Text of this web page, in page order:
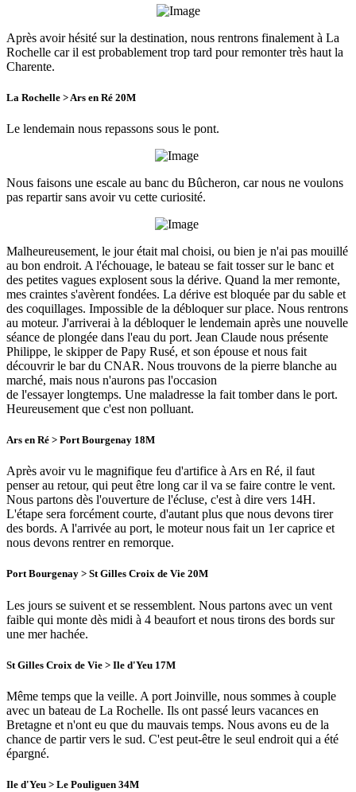
Après avoir hésité sur la destination, nous rentrons finalement à La
Rochelle car il est probablement trop tard pour remonter très haut la
Charente.
La Rochelle > Ars en Ré 20M
Le lendemain nous repassons sous le pont.
Nous faisons une escale au banc du Bûcheron, car nous ne voulons
pas repartir sans avoir vu cette curiosité.
Malheureusement, le jour était mal choisi, ou bien je n'ai pas mouillé
au bon endroit. A l'échouage, le bateau se fait tosser sur le banc et
des petites vagues explosent sous la dérive. Quand la mer remonte,
mes craintes s'avèrent fondées. La dérive est bloquée par du sable et
des coquillages. Impossible de la débloquer sur place. Nous rentrons
au moteur. J'arriverai à la débloquer le lendemain après une nouvelle
séance de plongée dans l'eau du port. Jean Claude nous présente
Philippe, le skipper de Papy Rusé, et son épouse et nous fait
découvrir le bar du CNAR. Nous trouvons de la pierre blanche au
marché, mais nous n'aurons pas l'occasion
de l'essayer longtemps. Une maladresse la fait tomber dans le port.
Heureusement que c'est non polluant.
Ars en Ré > Port Bourgenay 18M
Après avoir vu le magnifique feu d'artifice à Ars en Ré, il faut
penser au retour, qui peut être long car il va se faire contre le vent.
Nous partons dès l'ouverture de l'écluse, c'est à dire vers 14H.
L'étape sera forcément courte, d'autant plus que nous devons tirer
des bords. A l'arrivée au port, le moteur nous fait un 1er caprice et
nous devons rentrer en remorque.
Port Bourgenay > St Gilles Croix de Vie 20M
Les jours se suivent et se ressemblent. Nous partons avec un vent
faible qui monte dès midi à 4 beaufort et nous tirons des bords sur
une mer hachée.
St Gilles Croix de Vie > Ile d'Yeu 17M
Même temps que la veille. A port Joinville, nous sommes à couple
avec un bateau de La Rochelle. Ils ont passé leurs vacances en
Bretagne et n'ont eu que du mauvais temps. Nous avons eu de la
chance de partir vers le sud. C'est peut-être le seul endroit qui a été
épargné.
Ile d'Yeu > Le Pouliguen 34M